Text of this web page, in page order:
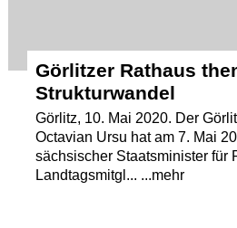
Görlitzer Rathaus
Strukturwandel
Görlitz, 10. Mai 2020. Der
Octavian Ursu hat am 7. Mai
sächsischer Staatsminister für
Landtagsmitgl... ...mehr